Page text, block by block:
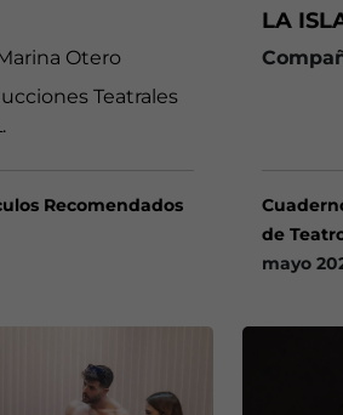
Otero
Teatrales
Recomendados
LA
de
mayo